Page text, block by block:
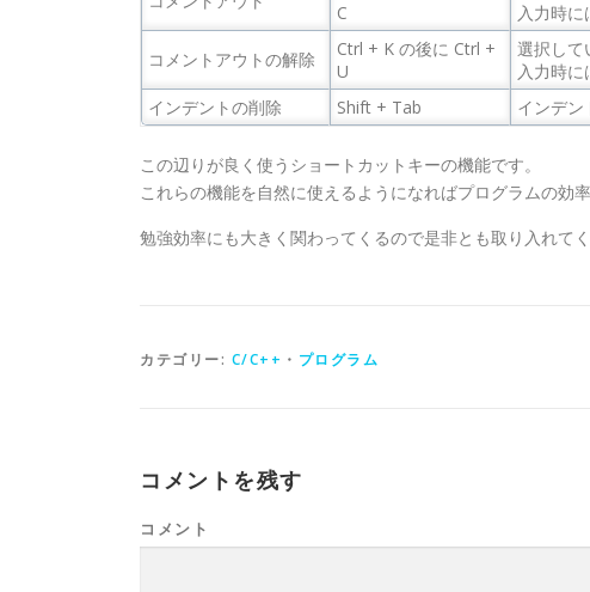
C
入力時
コメントアウトの解除
Ctrl + K の後に Ctrl +
U
選択して
入力時
インデントの削除
Shift + Tab インデン
この辺りが良く使うショートカットキーの機能です。
これらの機能を自然に使えるようになればプログラムの効
勉強効率にも大きく関わってくるので是非とも取り入れてく
カテゴリー: C/C++ ・ プログラム
コメントを残す
コメント